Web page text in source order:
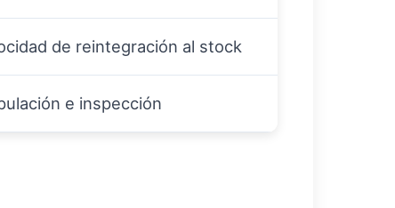
de reintegración al stock
e inspección